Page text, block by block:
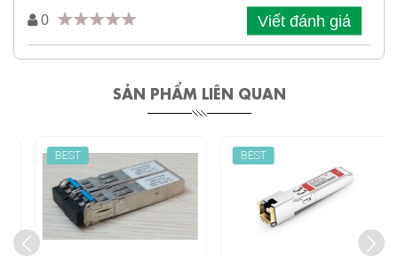
0 Viết đánh giá
SẢN PHẨM LIÊN QUAN
BEST BEST